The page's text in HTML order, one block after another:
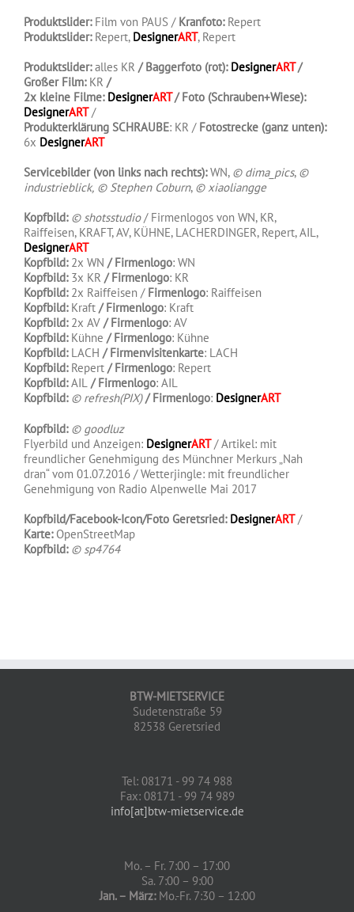
Produktslider: Film von PAUS / Kranfoto: Repert
Produktslider: Repert, DesignerART, Repert
Produktslider:alles KR / Baggerfoto (rot): DesignerART /
Großer Film: KR /
2x kleine Filme: DesignerART/ Foto (Schrauben+Wiese):
DesignerART/
Produkterklärung SCHRAUBE: KR / Fotostrecke (ganz unten):
6x DesignerART
Servicebilder (von links nach rechts):WN, © dima_pics, ©
industrieblick, © Stephen Coburn, © xiaoliangge
Kopfbild: © shotsstudio/ Firmenlogos von WN, KR,
Raiffeisen, KRAFT, AV, KÜHNE, LACHERDINGER, Repert, AIL,
DesignerART
Kopfbild: 2x WN / Firmenlogo: WN
Kopfbild: 3x KR / Firmenlogo: KR
Kopfbild:2x Raiffeisen / Firmenlogo: Raiffeisen
Kopfbild: Kraft / Firmenlogo: Kraft
Kopfbild: 2x AV / Firmenlogo: AV
Kopfbild: Kühne / Firmenlogo: Kühne
Kopfbild: LACH / Firmenvisitenkarte: LACH
Kopfbild: Repert / Firmenlogo: Repert
Kopfbild:AIL / Firmenlogo: AIL
Kopfbild: © refresh(PIX)/ Firmenlogo: DesignerART
Kopfbild: © goodluz
Flyerbild und Anzeigen: DesignerART/ Artikel: mit
freundlicher Genehmigung des Münchner Merkurs „Nah
dran“ vom 01.07.2016 / Wetterjingle: mit freundlicher
Genehmigung von Radio Alpenwelle Mai 2017
Kopfbild/Facebook-Icon/Foto Geretsried: DesignerART/
Karte:OpenStreetMap
Kopfbild: © sp4764
BTW-MIETSERVICE
Sudetenstraße 59
82538 Geretsried
Tel: 08171 - 99 74 988
Fax: 08171 - 99 74 989
info[at]btw-mietservice.de
Mo. – Fr. 7:00 – 17:00
Sa. 7:00 – 9:00
Jan. – März:Mo.-Fr. 7:30 – 12:00